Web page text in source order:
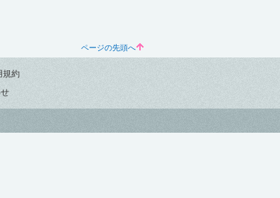
ページの先頭へ
規約